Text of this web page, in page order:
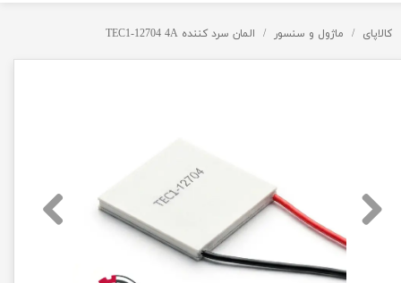
کالاپای ماژول و سنسور المان سرد کننده TEC1-12704 4A